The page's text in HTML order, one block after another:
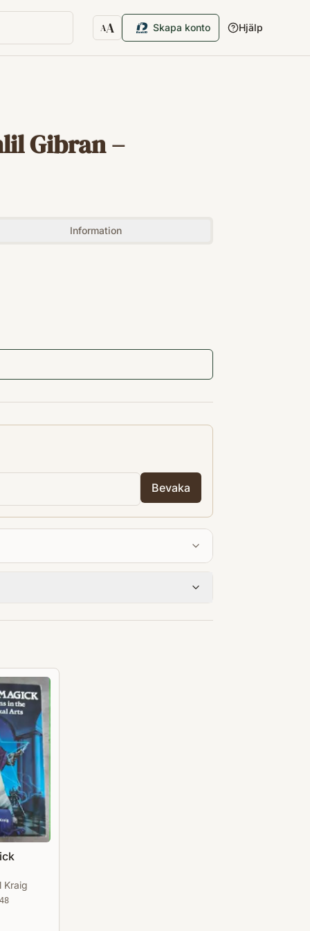
AA
Textstorlek
Skapa konto Hjälp
Gibran –
Information
Bevaka
Kraig